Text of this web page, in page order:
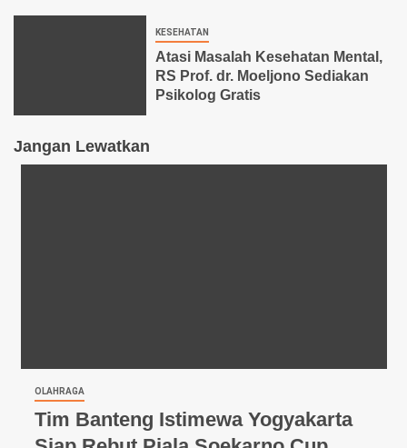
KESEHATAN
Atasi Masalah Kesehatan Mental,
RS Prof. dr. Moeljono Sediakan
Psikolog Gratis
Jangan Lewatkan
OLAHRAGA
Tim Banteng Istimewa Yogyakarta